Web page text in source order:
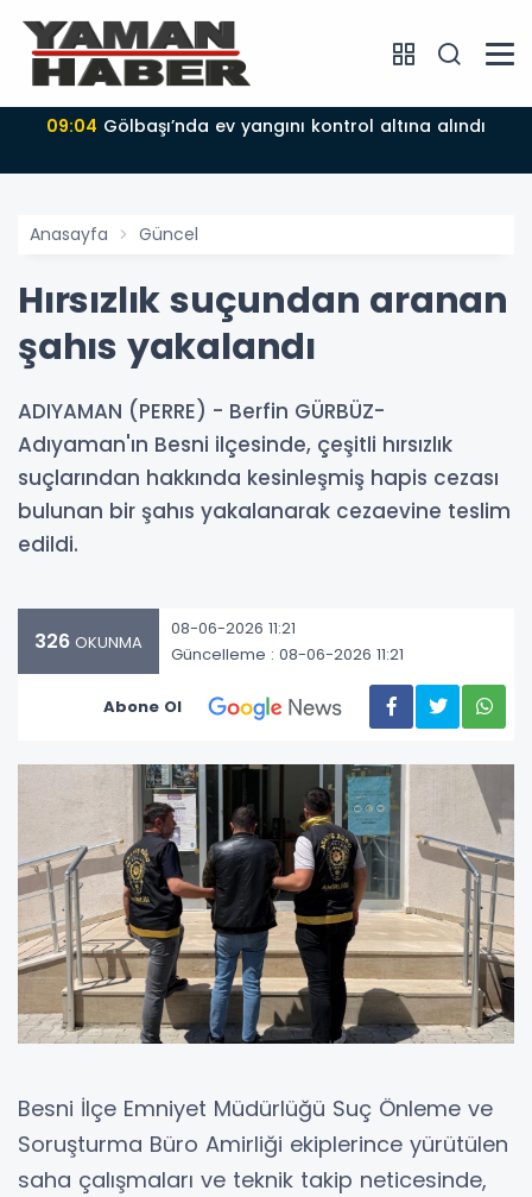
09:04 Gölbaşı’nda ev yangını kontrol altına alındı
Anasayfa Güncel
Hırsızlık suçundan aranan
şahıs yakalandı
ADIYAMAN (PERRE) - Berfin GÜRBÜZ-
Adıyaman'ın Besni ilçesinde, çeşitli hırsızlık
suçlarından hakkında kesinleşmiş hapis cezası
bulunan bir şahıs yakalanarak cezaevine teslim
edildi.
326 OKUNMA
08-06-2026 11:21
Güncelleme : 08-06-2026 11:21
Abone Ol
Besni İlçe Emniyet Müdürlüğü Suç Önleme ve
Soruşturma Büro Amirliği ekiplerince yürütülen
saha çalışmaları ve teknik takip neticesinde,